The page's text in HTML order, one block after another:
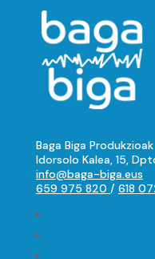
Baga Biga Produkzioak
Idorsolo Kalea, 15,
info@baga-biga.eus
659 975 820 / 618